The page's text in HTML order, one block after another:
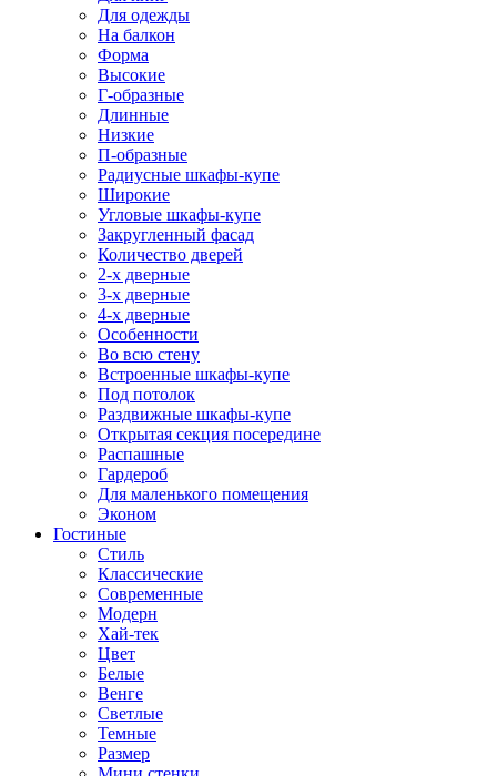
Для одежды
На балкон
Форма
Высокие
Г-образные
Длинные
Низкие
П-образные
Радиусные шкафы-купе
Широкие
Угловые шкафы-купе
Закругленный фасад
Количество дверей
2-х дверные
3-х дверные
4-х дверные
Особенности
Во всю стену
Встроенные шкафы-купе
Под потолок
Раздвижные шкафы-купе
Открытая секция посередине
Распашные
Гардероб
Для маленького помещения
Эконом
Гостиные
Стиль
Классические
Современные
Модерн
Хай-тек
Цвет
Белые
Венге
Светлые
Темные
Размер